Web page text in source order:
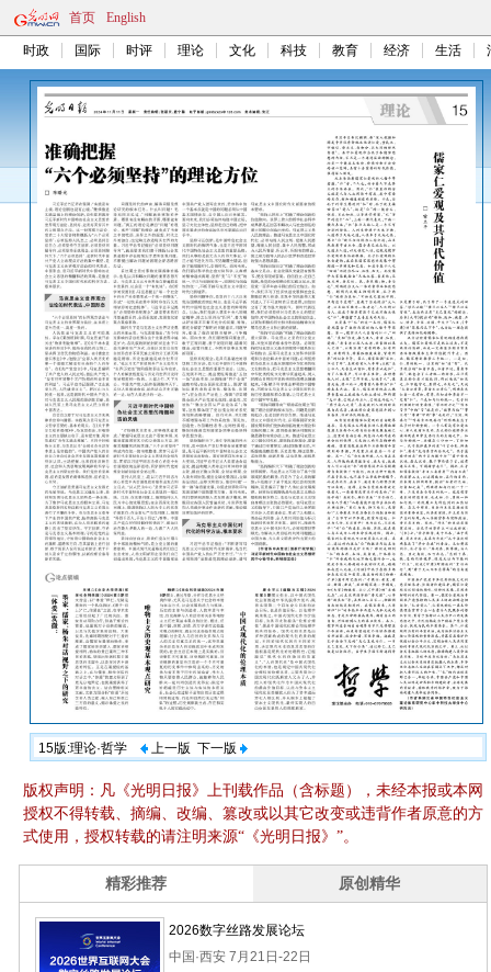
首页 English
时政 国际 时评 理论 文化 科技 教育 经济 生活
15版:理论·哲学 上一版 下一版
版权声明：凡《光明日报》上刊载作品（含标题），未经本报或本网
授权不得转载、摘编、改编、篡改或以其它改变或违背作者原意的方
式使用，授权转载的请注明来源“《光明日报》”。